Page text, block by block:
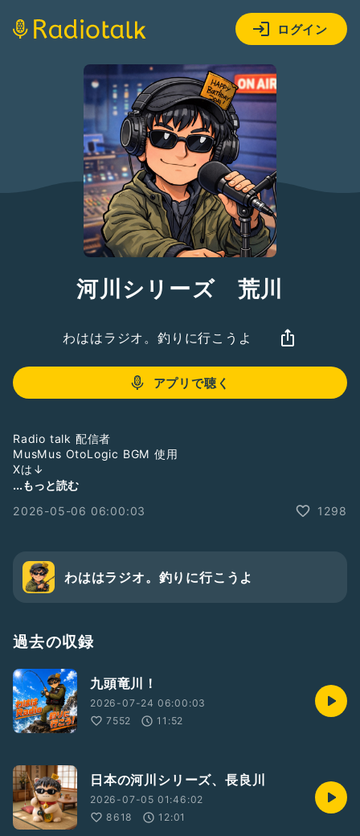
ログイン
河川シリーズ 荒川
わははラジオ。釣りに行こうよ
アプリで聴く
Radio talk 配信者
MusMus OtoLogic BGM 使用
Xは↓
@sorededoushita
https://www.amazon.jp/hz/wishlist/ls/T4ZB18S21HVX?
ブログは↓
https://ameblo.jp/rakurakuwahah
#ドライブ
#男性
#1人語り
#作業用BGM
#寝る前にオススメ
#豆知識
#雑学
...もっと読む
2026-05-06 06:00:03
1298
わははラジオ。釣りに行こうよ
過去の収録
九頭竜川！
2026-07-24 06:00:03
7552
11:52
日本の河川シリーズ、長良川
2026-07-05 01:46:02
8618
12:01